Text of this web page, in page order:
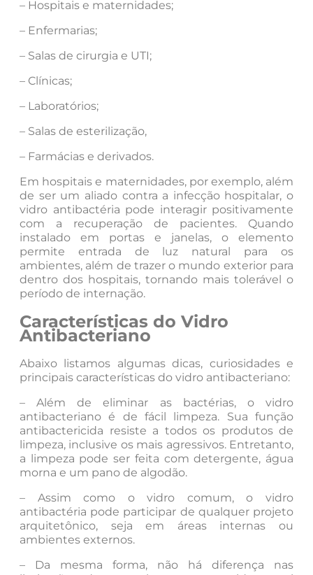
– Hospitais e maternidades;
– Enfermarias;
– Salas de cirurgia e UTI;
– Clínicas;
– Laboratórios;
– Salas de esterilização,
– Farmácias e derivados.
Em hospitais e maternidades, por exemplo, além
de ser um aliado contra a infecção hospitalar, o
vidro antibactéria pode interagir positivamente
com a recuperação de pacientes. Quando
instalado em portas e janelas, o elemento
permite entrada de luz natural para os
ambientes, além de trazer o mundo exterior para
dentro dos hospitais, tornando mais tolerável o
período de internação.
Características do Vidro
Antibacteriano
Abaixo listamos algumas dicas, curiosidades e
principais características do vidro antibacteriano:
– Além de eliminar as bactérias, o vidro
antibacteriano é de fácil limpeza. Sua função
antibactericida resiste a todos os produtos de
limpeza, inclusive os mais agressivos. Entretanto,
a limpeza pode ser feita com detergente, água
morna e um pano de algodão.
– Assim como o vidro comum, o vidro
antibactéria pode participar de qualquer projeto
arquitetônico, seja em áreas internas ou
ambientes externos.
– Da mesma forma, não há diferença nas